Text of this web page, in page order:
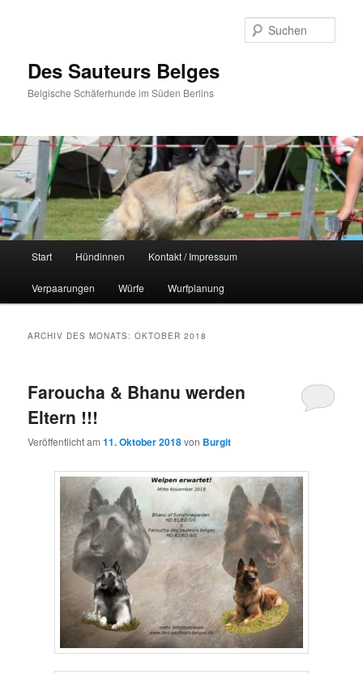
Des Sauteurs Belges
Belgische Schäferhunde im Süden Berlins
Start Hündinnen Kontakt / Impressum
Verpaarungen Würfe Wurfplanung
ARCHIV DES MONATS:OKTOBER 2018
Faroucha & Bhanu werden
Eltern !!!
Veröffentlicht am11. Oktober 2018von Burgit